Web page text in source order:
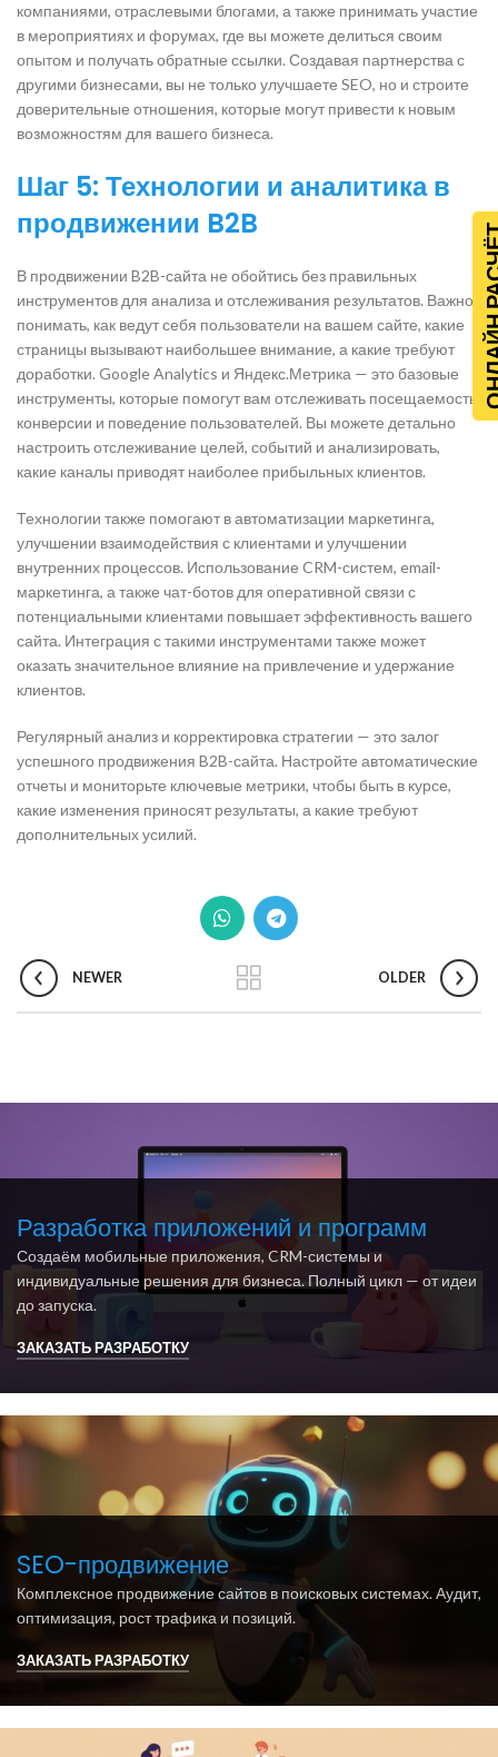
компаниями, отраслевыми блогами, а также принимать участие
в мероприятиях и форумах, где вы можете делиться своим
опытом и получать обратные ссылки. Создавая партнерства с
другими бизнесами, вы не только улучшаете SEO, но и строите
доверительные отношения, которые могут привести к новым
возможностям для вашего бизнеса.
Шаг 5: Технологии и аналитика в
продвижении B2B
В продвижении B2B-сайта не обойтись без правильных
инструментов для анализа и отслеживания результатов. Важно
понимать, как ведут себя пользователи на вашем сайте, какие
страницы вызывают наибольшее внимание, а какие требуют
доработки. Google Analytics и Яндекс.Метрика — это базовые
инструменты, которые помогут вам отслеживать посещаемость,
конверсии и поведение пользователей. Вы можете детально
настроить отслеживание целей, событий и анализировать,
какие каналы приводят наиболее прибыльных клиентов.
Технологии также помогают в автоматизации маркетинга,
улучшении взаимодействия с клиентами и улучшении
внутренних процессов. Использование CRM-систем, email-
маркетинга, а также чат-ботов для оперативной связи с
потенциальными клиентами повышает эффективность вашего
сайта. Интеграция с такими инструментами также может
оказать значительное влияние на привлечение и удержание
клиентов.
Регулярный анализ и корректировка стратегии — это залог
успешного продвижения B2B-сайта. Настройте автоматические
отчеты и мониторьте ключевые метрики, чтобы быть в курсе,
какие изменения приносят результаты, а какие требуют
дополнительных усилий.
NEWER OLDER
Разработка приложений и программ
Создаём мобильные приложения, CRM-системы и
индивидуальные решения для бизнеса. Полный цикл — от идеи
до запуска.
ЗАКАЗАТЬ РАЗРАБОТКУ
SEO-продвижение
Комплексное продвижение сайтов в поисковых системах. Аудит,
оптимизация, рост трафика и позиций.
ЗАКАЗАТЬ РАЗРАБОТКУ